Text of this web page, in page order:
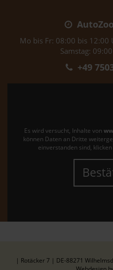
Mo bis Fr: 08:00 bis
Samstag:
+49
Es wird versucht, Inhalte von
können Daten an Dritte
einverstanden sind,
| Rotäcker 7 | DE-88271